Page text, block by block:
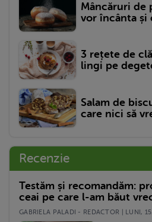
Mâncăruri de
vor încânta și
3 rețete de
lingi pe
Salam de
care nici să
Recenzie
Testăm și recomandăm:
ceai pe care l-am băut
GABRIELA PALADI - REDACTOR | LUNI,